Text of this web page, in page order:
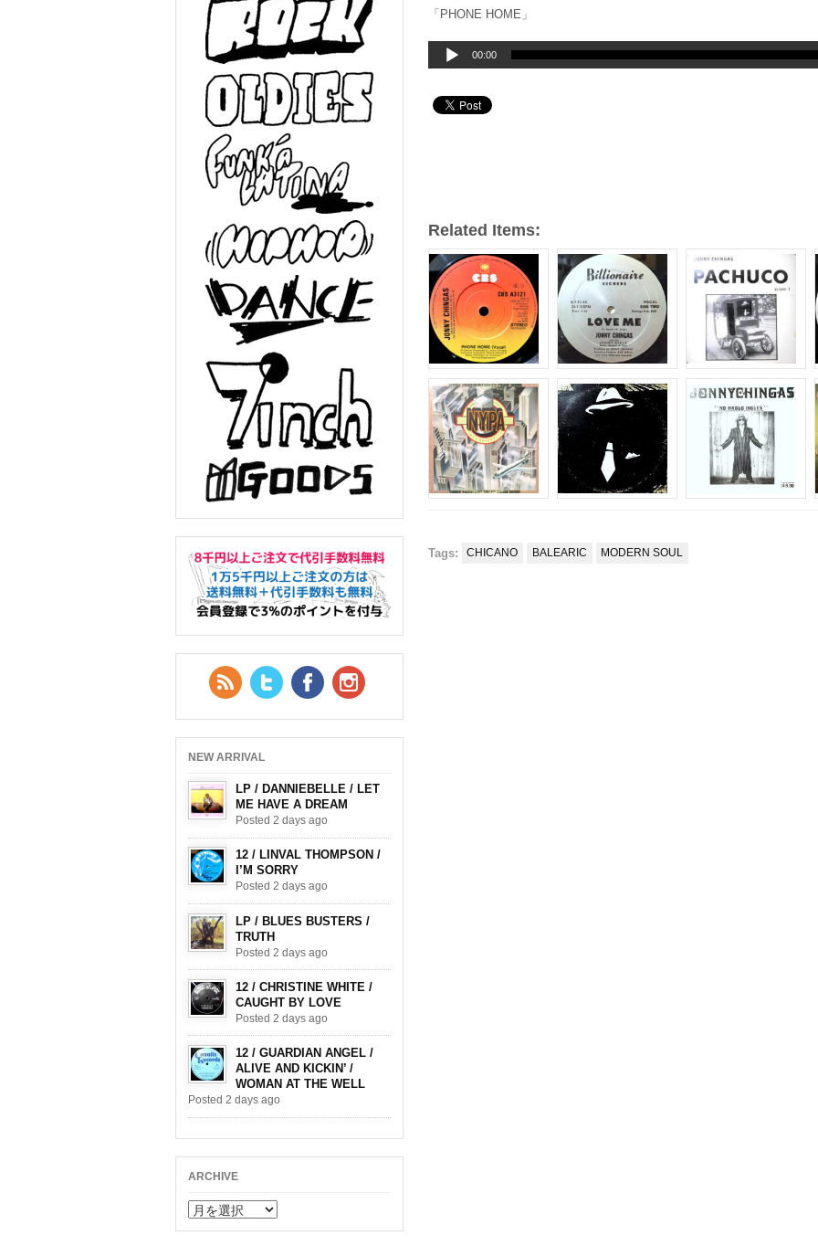
「PHONE HOME」
声
レ
00:00
Related Items:
Tags: CHICANO BALEARIC MODERN SOUL
RSS FeedTwitter Facebook
NEW ARRIVAL
LP / DANNIEBELLE / LET
ME HAVE A DREAM
Posted 2 days ago
12 / LINVAL THOMPSON /
I’M SORRY
Posted 2 days ago
LP / BLUES BUSTERS /
TRUTH
Posted 2 days ago
12 / CHRISTINE WHITE /
CAUGHT BY LOVE
Posted 2 days ago
12 / GUARDIAN ANGEL /
ALIVE AND KICKIN’ /
WOMAN AT THE WELL
Posted 2 days ago
ARCHIVE
ARCHIVE